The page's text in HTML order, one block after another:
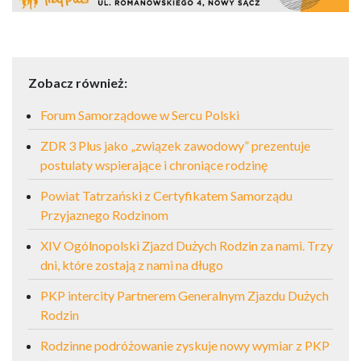
Zobacz również:
Forum Samorządowe w Sercu Polski
ZDR 3 Plus jako „związek zawodowy” prezentuje
postulaty wspierające i chroniące rodzinę
Powiat Tatrzański z Certyfikatem Samorządu
Przyjaznego Rodzinom
XIV Ogólnopolski Zjazd Dużych Rodzin za nami. Trzy
dni, które zostają z nami na długo
PKP intercity Partnerem Generalnym Zjazdu Dużych
Rodzin
Rodzinne podróżowanie zyskuje nowy wymiar z PKP